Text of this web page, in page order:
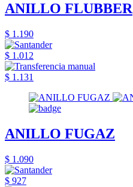
ANILLO FLUBBER
$ 1.190
$ 1.012
$ 1.131
ANILLO FUGAZ
$ 1.090
$ 927